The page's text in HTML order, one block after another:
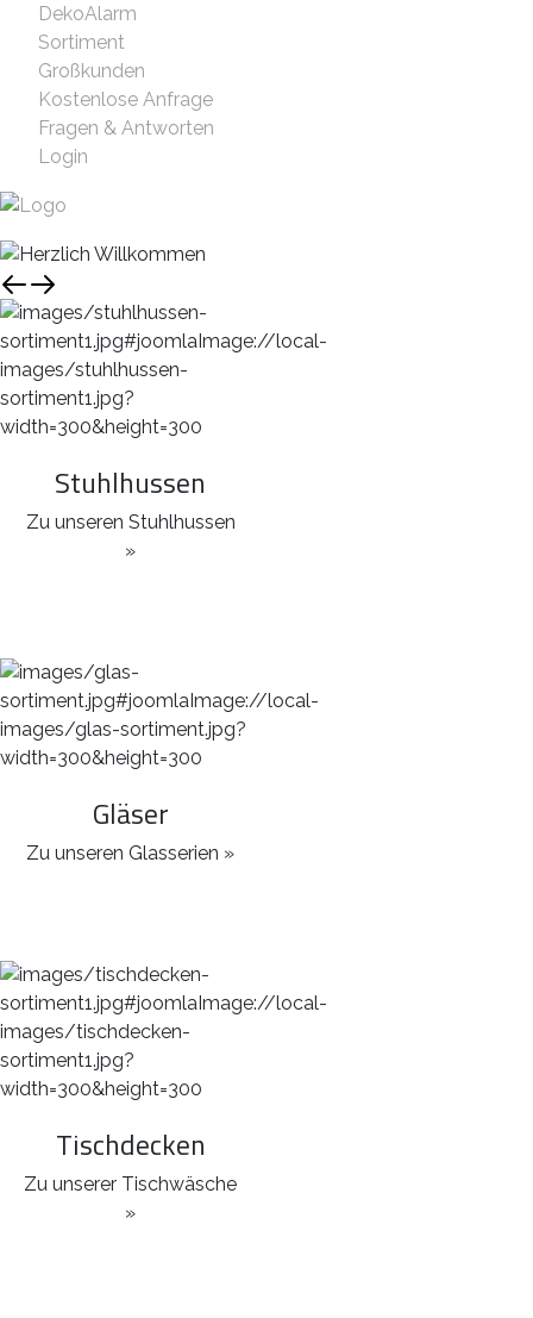
DekoAlarm
Sortiment
Großkunden
Kostenlose Anfrage
Fragen & Antworten
Login
Stuhlhussen
Zu unseren Stuhlhussen
»
Gläser
Zu unseren Glasserien »
Tischdecken
Zu unserer Tischwäsche
»